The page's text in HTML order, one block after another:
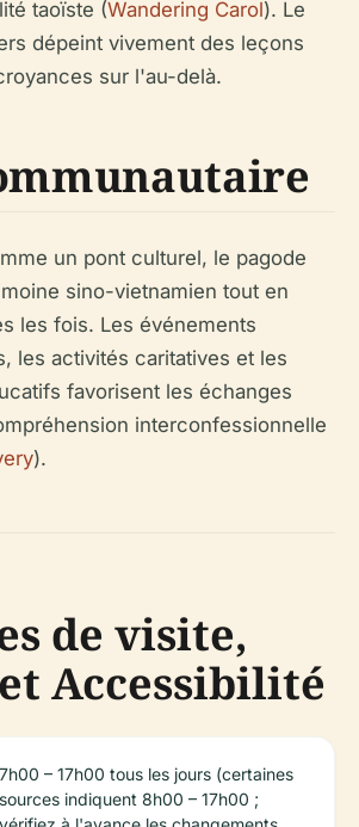
taoïste (Wandering Carol). Le
dépeint vivement des leçons
sur l'au-delà.
un pont culturel, le pagode
sino-vietnamien tout en
les fois. Les événements
les activités caritatives et les
favorisent les échanges
interconfessionnelle
).
de visite,
Accessibilité
7h00 – 17h00 tous les jours (certaines
sources indiquent 8h00 – 17h00 ;